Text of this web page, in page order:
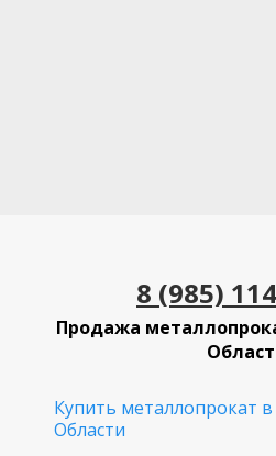
8 (985)
Продажа
Купить металлопрокат
Области